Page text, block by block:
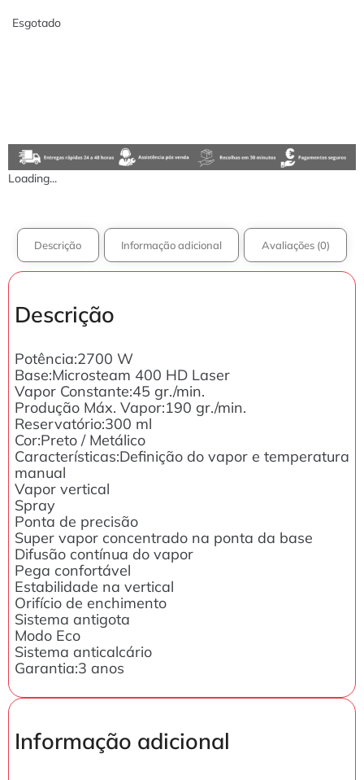
Esgotado
Loading...
Descrição Informação adicional Avaliações (0)
Descrição
Potência:2700 W
Base:Microsteam 400 HD Laser
Vapor Constante:45 gr./min.
Produção Máx. Vapor:190 gr./min.
Reservatório:300 ml
Cor:Preto / Metálico
Características:Definição do vapor e temperatura
manual
Vapor vertical
Spray
Ponta de precisão
Super vapor concentrado na ponta da base
Difusão contínua do vapor
Pega confortável
Estabilidade na vertical
Orifício de enchimento
Sistema antigota
Modo Eco
Sistema anticalcário
Garantia:3 anos
Informação adicional